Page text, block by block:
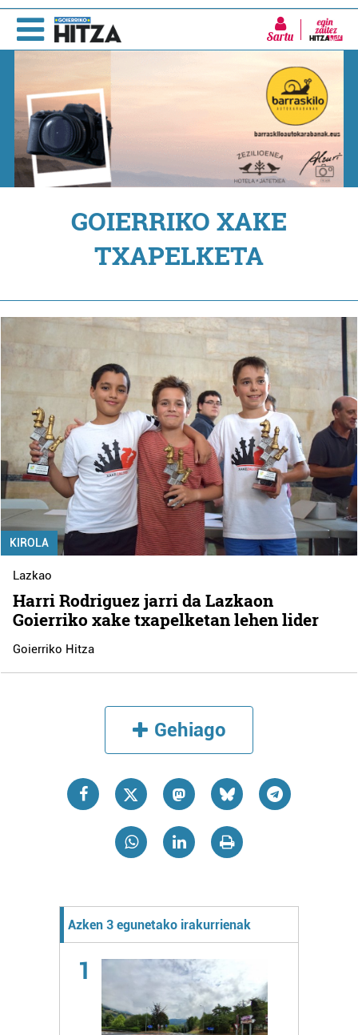
Sartu
GOIERRIKO XAKE
TXAPELKETA
KIROLA
Lazkao
Harri Rodriguez jarri da Lazkaon
Goierriko xake txapelketan lehen lider
Goierriko Hitza
Gehiago
Azken 3 egunetako irakurrienak
1